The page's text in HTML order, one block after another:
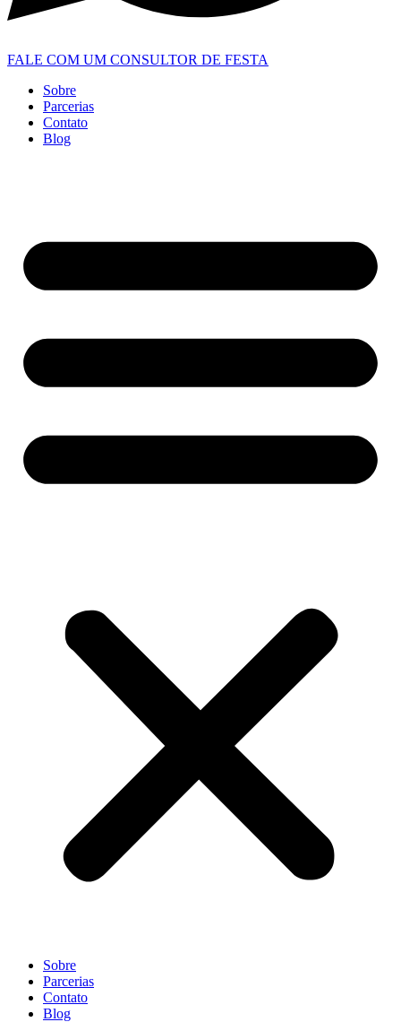
FALE COM UM CONSULTOR DE FESTA
Sobre
Parcerias
Contato
Blog
Sobre
Parcerias
Contato
Blog